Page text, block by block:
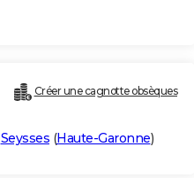
Créer une cagnotte obsèques
Seysses (Haute-Garonne)